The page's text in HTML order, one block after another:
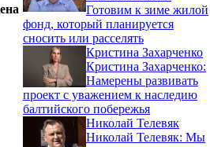
Готовим к зиме жилой
фонд, который планируется
сносить или расселять
Кристина Захарченко
Кристина Захарченко:
Намерены развивать
проект с уважением к наследию
балтийского побережья
Николай Телевяк
Николай Телевяк: Мы